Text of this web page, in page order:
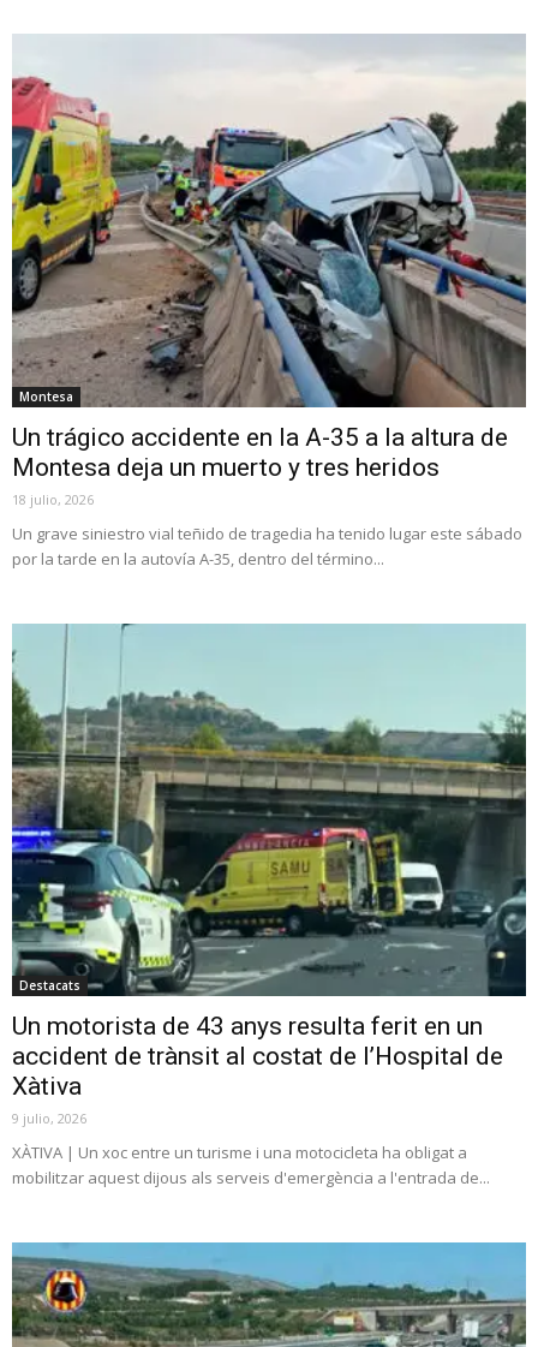
Montesa
Un trágico accidente en la A-35 a la altura de
Montesa deja un muerto y tres heridos
18 julio, 2026
Un grave siniestro vial teñido de tragedia ha tenido lugar este sábado
por la tarde en la autovía A-35, dentro del término...
Destacats
Un motorista de 43 anys resulta ferit en un
accident de trànsit al costat de l’Hospital de
Xàtiva
9 julio, 2026
XÀTIVA | Un xoc entre un turisme i una motocicleta ha obligat a
mobilitzar aquest dijous als serveis d'emergència a l'entrada de...